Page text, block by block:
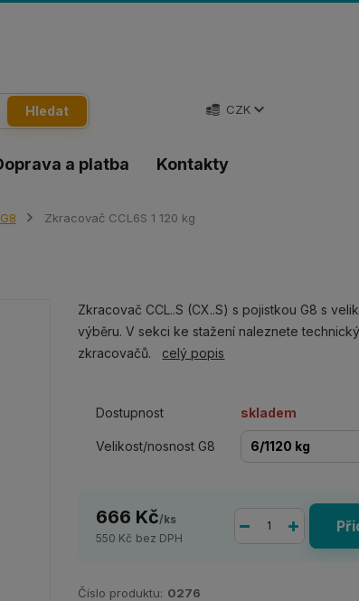
a platba Kontakty
CZK
Hledat
Zkracovač CCL6S 1 120 kg
Zkracovač CCL..S (CX..S) s pojistkou G8 s
výběru. V sekci ke stažení naleznete
zkracovačů. celý popis
Dostupnost skladem
Velikost/nosnost G8
666 Kč/ks
550 Kč bez DPH
Číslo produktu: 0276